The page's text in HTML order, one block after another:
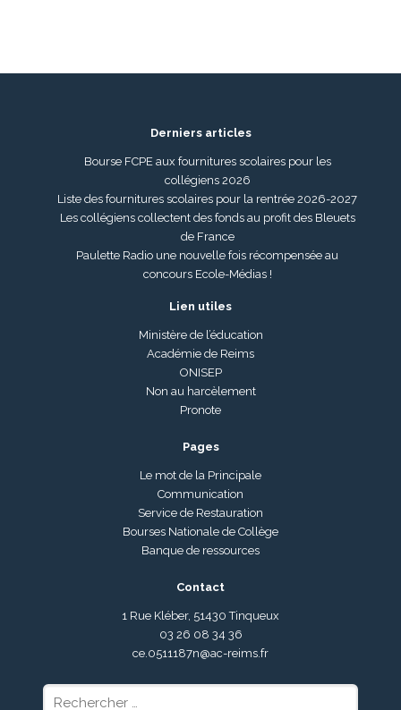
Derniers articles
Bourse FCPE aux fournitures scolaires pour les
collégiens 2026
Liste des fournitures scolaires pour la rentrée 2026-2027
Les collégiens collectent des fonds au profit des Bleuets
de France
Paulette Radio une nouvelle fois récompensée au
concours Ecole-Médias !
Lien utiles
Ministère de l’éducation
Académie de Reims
ONISEP
Non au harcèlement
Pronote
Pages
Le mot de la Principale
Communication
Service de Restauration
Bourses Nationale de Collège
Banque de ressources
Contact
1 Rue Kléber, 51430 Tinqueux
03 26 08 34 36
ce.0511187n@ac-reims.fr